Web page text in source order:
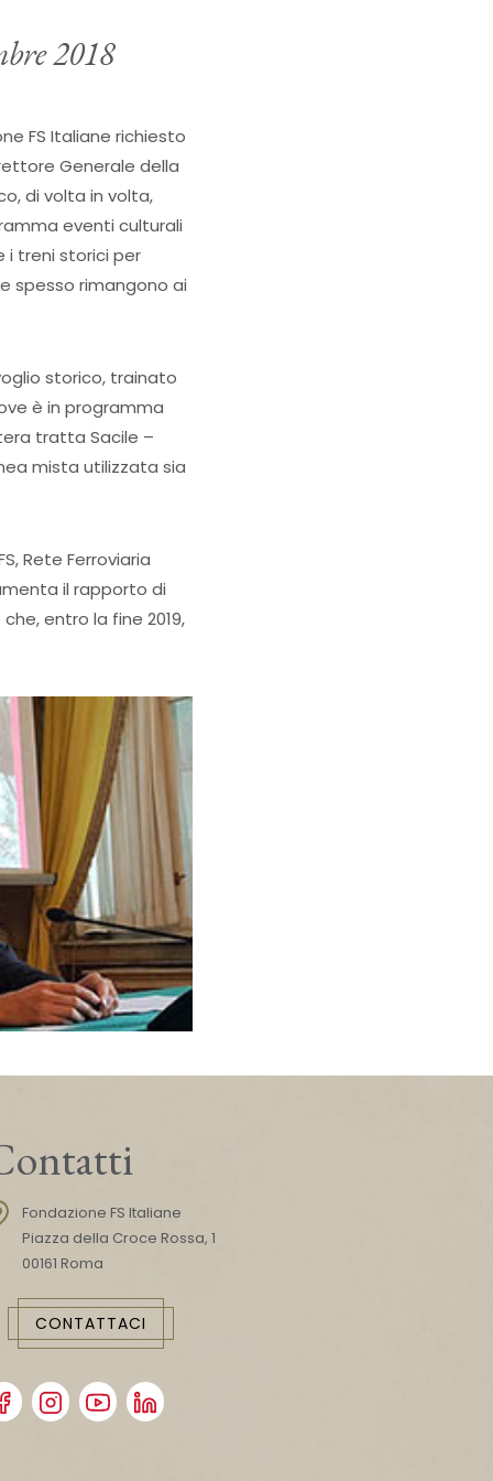
2018
FS Italiane richiesto
Generale della
di volta in volta,
eventi culturali
i treni storici per
spesso rimangono ai
storico, trainato
è in programma
tratta Sacile –
mista utilizzata sia
Rete Ferroviaria
il rapporto di
entro la fine 2019,
Fondazione FS Italiane
Piazza della Croce Rossa, 1
00161 Roma
CONTATTACI